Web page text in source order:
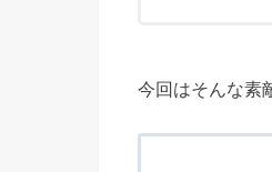
今回はそんな素